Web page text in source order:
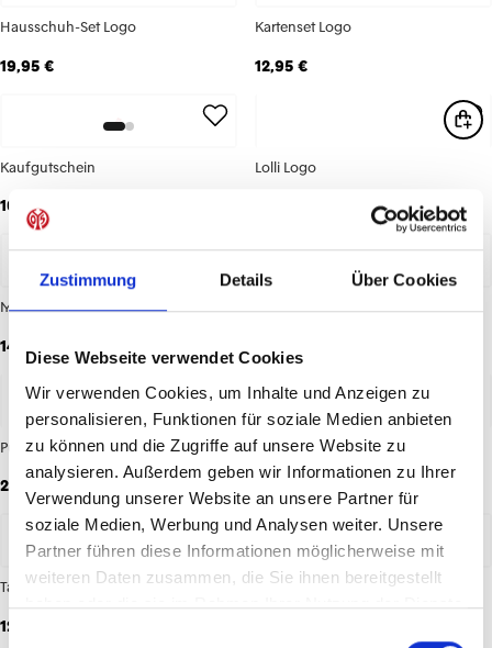
Zustimmung Details Über Cookies
Diese Webseite verwendet Cookies
Wir verwenden Cookies, um Inhalte und Anzeigen zu
personalisieren, Funktionen für soziale Medien anbieten
zu können und die Zugriffe auf unsere Website zu
analysieren. Außerdem geben wir Informationen zu Ihrer
Verwendung unserer Website an unsere Partner für
soziale Medien, Werbung und Analysen weiter. Unsere
Partner führen diese Informationen möglicherweise mit
weiteren Daten zusammen, die Sie ihnen bereitgestellt
haben oder die sie im Rahmen Ihrer Nutzung der Dienste
Einwilligungsauswahl
Hausschuh-Set Logo
19,95 €
Kartenset Logo
12,95 €
Kaufgutschein
10,00 €
Lolli Logo
Memo Mainz 05
14,95 €
Mini-Geldbörse Secrid
Puzzle MEWA ARENA
24,95 €
Set Glow in the dark
Tasse Beste Mama
12,95 €
Wendebettwäsche